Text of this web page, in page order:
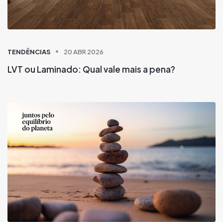
TENDÊNCIAS 20 ABR 2026
LVT ou Laminado: Qual vale mais a pena?